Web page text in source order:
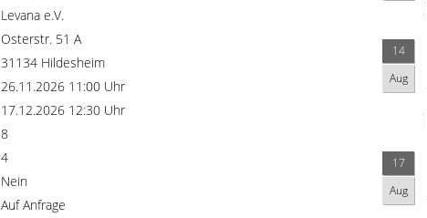
Levana e.V.
Osterstr. 51 A
31134 Hildesheim
26.11.2026 11:00 Uhr
17.12.2026 12:30 Uhr
8
4
Nein
Auf Anfrage
14
Aug
17
Aug